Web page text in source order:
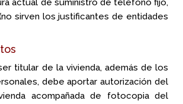
actual de suministro de teléfono fijo,
sirven los justificantes de entidades
titular de la vivienda, además de los
debe aportar autorización del
acompañada de fotocopia del